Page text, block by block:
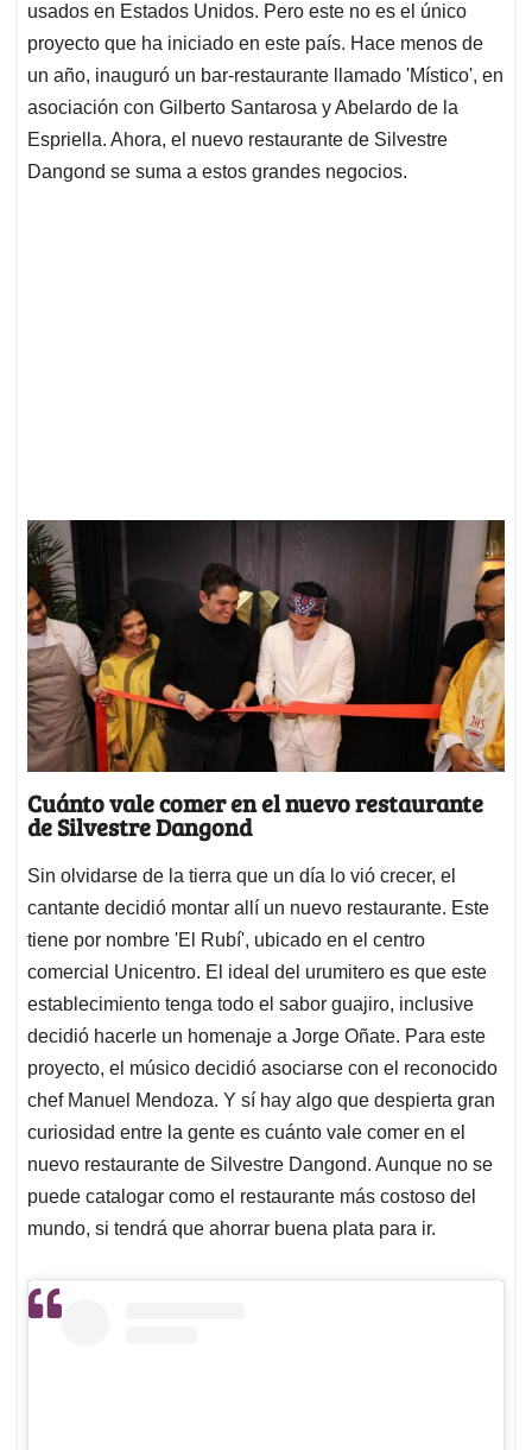
usados en Estados Unidos. Pero este no es el único
proyecto que ha iniciado en este país. Hace menos de
un año, inauguró un bar-restaurante llamado 'Místico', en
asociación con Gilberto Santarosa y Abelardo de la
Espriella. Ahora, el nuevo restaurante de Silvestre
Dangond se suma a estos grandes negocios.
Cuánto vale comer en el nuevo restaurante
de Silvestre Dangond
Sin olvidarse de la tierra que un día lo vió crecer, el
cantante decidió montar allí un nuevo restaurante. Este
tiene por nombre 'El Rubí', ubicado en el centro
comercial Unicentro. El ideal del urumitero es que este
establecimiento tenga todo el sabor guajiro, inclusive
decidió hacerle un homenaje a Jorge Oñate. Para este
proyecto, el músico decidió asociarse con el reconocido
chef Manuel Mendoza. Y sí hay algo que despierta gran
curiosidad entre la gente es cuánto vale comer en el
nuevo restaurante de Silvestre Dangond. Aunque no se
puede catalogar como el restaurante más costoso del
mundo, si tendrá que ahorrar buena plata para ir.